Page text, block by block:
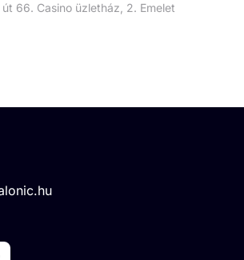
66. Casino üzletház, 2. Emelet